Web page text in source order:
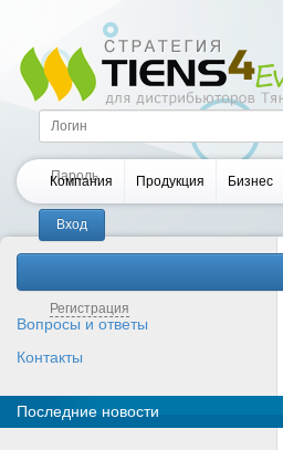
Регистрация
Компания Продукция Бизнес
Вопросы и ответы
Контакты
Последние новости